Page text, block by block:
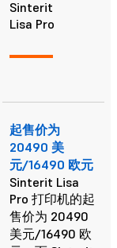
Sinterit
Lisa Pro
起售价为
20490 美
元/16490 欧元
Sinterit Lisa
Pro 打印机的起
售价为 20490
美元/16490 欧